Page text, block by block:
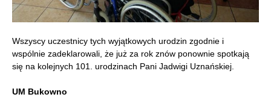
Wszyscy uczestnicy tych wyjątkowych urodzin zgodnie i
wspólnie zadeklarowali, że już za rok znów ponownie spotkają
się na kolejnych 101. urodzinach Pani Jadwigi Uznańskiej.
UM Bukowno